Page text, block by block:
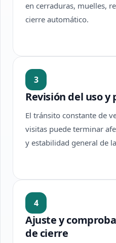
en cerraduras, muelles,
cierre automático.
3
Revisión del uso y
El tránsito constante de
visitas puede terminar
y estabilidad general de
4
Ajuste y
de cierre